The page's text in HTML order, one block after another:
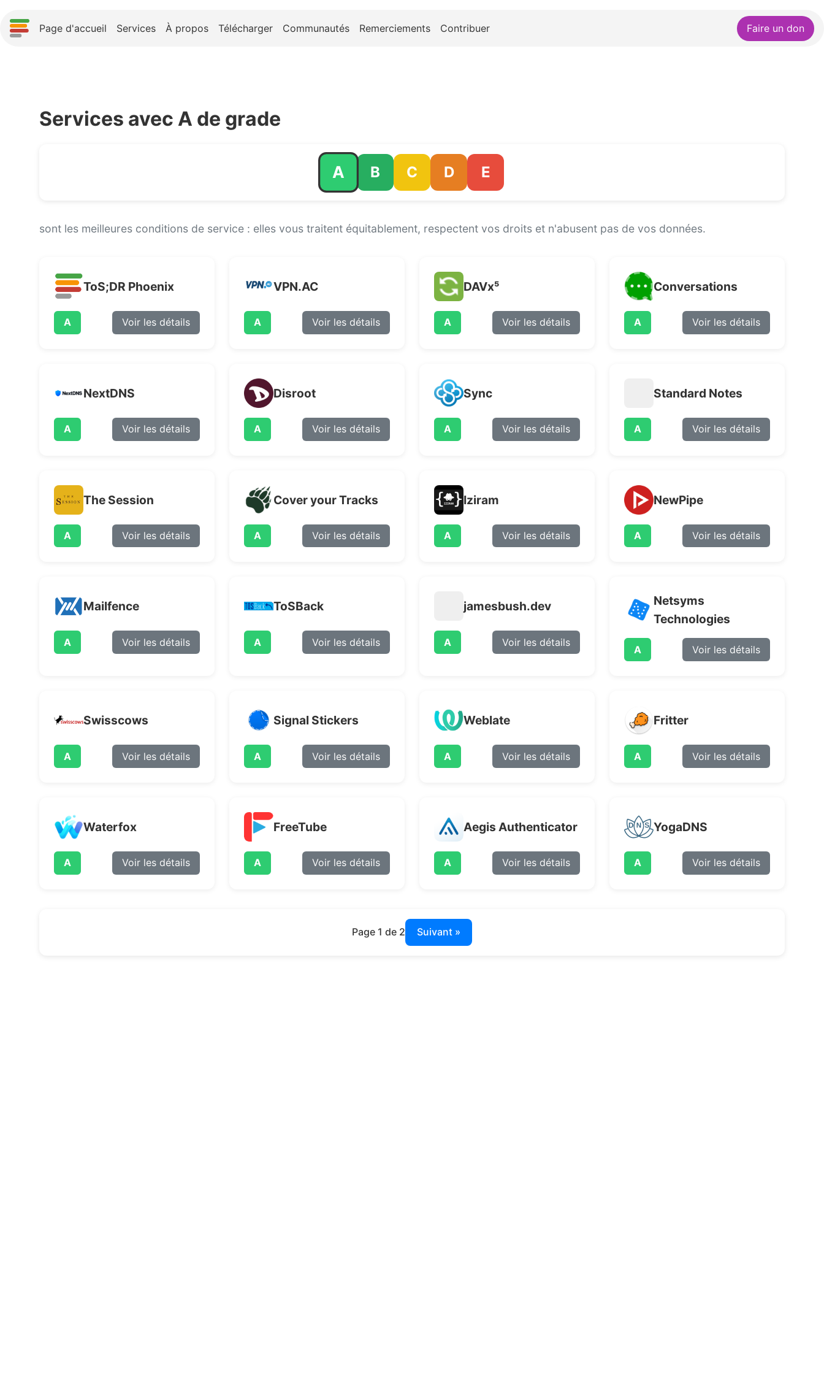
Page d'accueil Services À propos Télécharger Communautés Remerciements Contribuer Faire un don
Services avec A de grade
A B C D E
sont les meilleures conditions de service : elles vous traitent équitablement, respectent vos droits et n'abusent pas de vos données.
ToS;DR Phoenix
A Voir les détails
VPN.AC
A Voir les détails
DAVx⁵
A Voir les détails
Conversations
A Voir les détails
NextDNS
A Voir les détails
Disroot
A Voir les détails
Sync
A Voir les détails
Standard Notes
A Voir les détails
The Session
A Voir les détails
Cover your Tracks
A Voir les détails
Iziram
A Voir les détails
NewPipe
A Voir les détails
Mailfence
A Voir les détails
ToSBack
A Voir les détails
jamesbush.dev
A Voir les détails
Netsyms
Technologies
A Voir les détails
Swisscows
A Voir les détails
Signal Stickers
A Voir les détails
Weblate
A Voir les détails
Fritter
A Voir les détails
Waterfox
A Voir les détails
FreeTube
A Voir les détails
Aegis Authenticator
A Voir les détails
YogaDNS
A Voir les détails
Page 1 de 2 Suivant »